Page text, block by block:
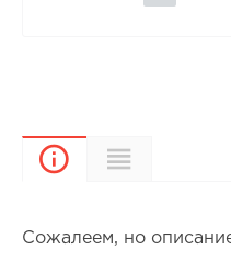
Описание
Сожалеем, но